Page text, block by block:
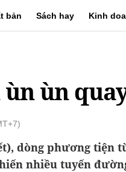
bản Sách hay Kinh
ùn
dòng phương tiện
nhiều tuyến